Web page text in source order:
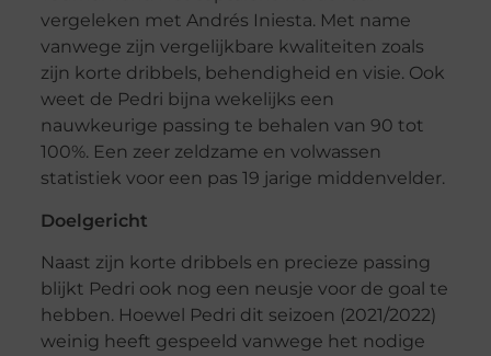
vergeleken met Andrés Iniesta. Met name
vanwege zijn vergelijkbare kwaliteiten zoals
zijn korte dribbels, behendigheid en visie. Ook
weet de Pedri bijna wekelijks een
nauwkeurige passing te behalen van 90 tot
100%. Een zeer zeldzame en volwassen
statistiek voor een pas 19 jarige middenvelder.
Doelgericht
Naast zijn korte dribbels en precieze passing
blijkt Pedri ook nog een neusje voor de goal te
hebben. Hoewel Pedri dit seizoen (2021/2022)
weinig heeft gespeeld vanwege het nodige